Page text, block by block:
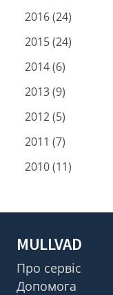
2016 (24)
2015 (24)
2014 (6)
2013 (9)
2012 (5)
2011 (7)
2010 (11)
MULLVAD
Про сервіс
Допомога